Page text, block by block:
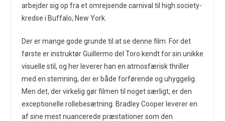
arbejder sig op fra et omrejsende carnival til high society-
kredse i Buffalo, New York.
Der er mange gode grunde til at se denne film. For det
første er instruktør Guillermo del Toro kendt for sin unikke
visuelle stil, og her leverer han en atmosfærisk thriller
med en stemning, der er både forførende og uhyggelig.
Men det, der virkelig gør filmen til noget særligt, er den
exceptionelle rollebesætning. Bradley Cooper leverer en
af sine mest nuancerede præstationer som den